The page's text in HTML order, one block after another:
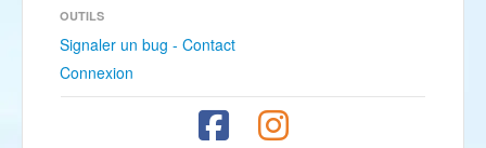
OUTILS
Signaler un bug - Contact
Connexion